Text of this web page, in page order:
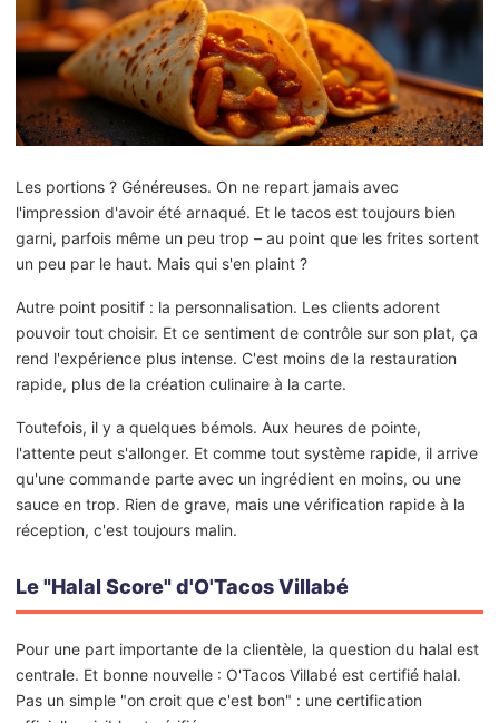
Les portions ? Généreuses. On ne repart jamais avec
l'impression d'avoir été arnaqué. Et le tacos est toujours bien
garni, parfois même un peu trop – au point que les frites sortent
un peu par le haut. Mais qui s'en plaint ?
Autre point positif : la personnalisation. Les clients adorent
pouvoir tout choisir. Et ce sentiment de contrôle sur son plat, ça
rend l'expérience plus intense. C'est moins de la restauration
rapide, plus de la création culinaire à la carte.
Toutefois, il y a quelques bémols. Aux heures de pointe,
l'attente peut s'allonger. Et comme tout système rapide, il arrive
qu'une commande parte avec un ingrédient en moins, ou une
sauce en trop. Rien de grave, mais une vérification rapide à la
réception, c'est toujours malin.
Le "Halal Score" d'O'Tacos Villabé
Pour une part importante de la clientèle, la question du halal est
centrale. Et bonne nouvelle : O'Tacos Villabé est certifié halal.
Pas un simple "on croit que c'est bon" : une certification